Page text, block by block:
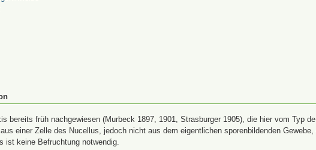
bereits früh nachgewiesen (Murbeck 1897, 1901, Strasburger 1905), die hier vom Typ
einer Zelle des Nucellus, jedoch nicht aus dem eigentlichen sporenbildenden Gewebe,
ist keine Befruchtung notwendig.